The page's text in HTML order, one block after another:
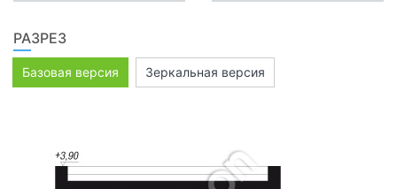
РАЗРЕЗ
Базовая версия Зеркальная версия